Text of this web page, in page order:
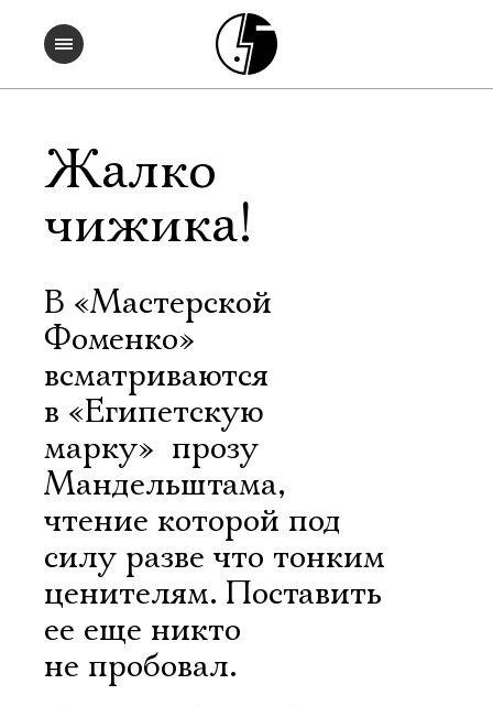
Жалко
чижика!
В «Мастерской
Фоменко»
всматриваются
в «Египетскую
марку»  прозу
Мандельштама,
чтение которой под
силу разве что тонким
ценителям. Поставить
ее еще никто
не пробовал.